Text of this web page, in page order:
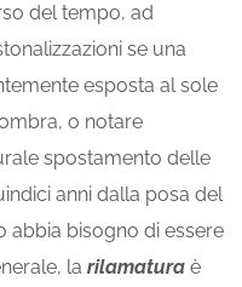
del tempo, ad
se una
esposta al sole
o notare
spostamento delle
anni dalla posa del
abbia bisogno di essere
la rilamatura è